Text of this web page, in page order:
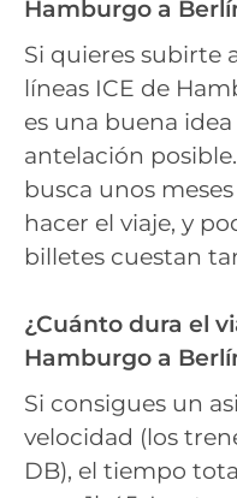
Hamburgo a
Si quieres subirte
líneas ICE de
es una buena
antelación
busca unos
hacer el viaje, y
billetes cuestan
¿Cuánto dura el
Hamburgo a
Si consigues un
velocidad (los
DB), el tiempo